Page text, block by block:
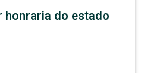
honraria do estado